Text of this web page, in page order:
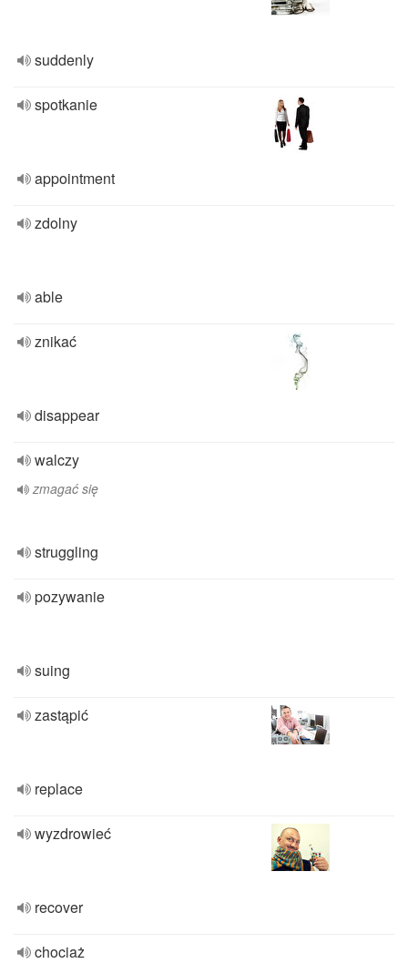
suddenly
spotkanie
appointment
zdolny
able
znikać
disappear
walczy
zmagać się
struggling
pozywanie
suing
zastąpić
replace
wyzdrowieć
recover
chociaż